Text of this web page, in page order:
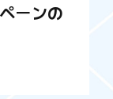
ーンの